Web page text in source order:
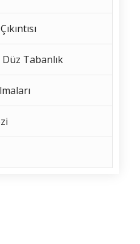
Tabanlık